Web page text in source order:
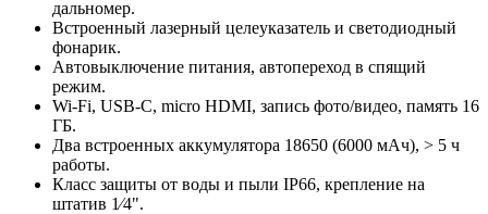
дальномер.
Встроенный лазерный целеуказатель и светодиодный
фонарик.
Автовыключение питания, автопереход в спящий
режим.
Wi-Fi, USB-C, micro HDMI, запись фото/видео, память 16
ГБ.
Два встроенных аккумулятора 18650 (6000 мАч), > 5 ч
работы.
Класс защиты от воды и пыли IP66, крепление на
штатив 1⁄4".